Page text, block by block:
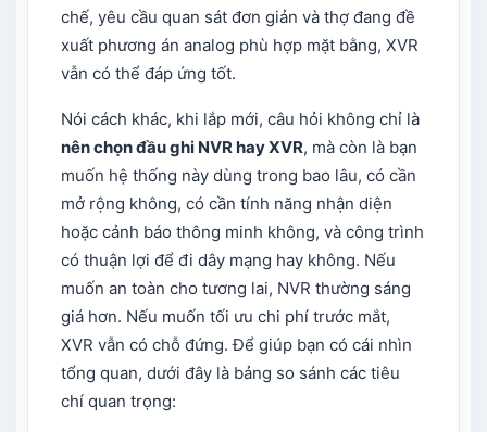
chế, yêu cầu quan sát đơn giản và thợ đang đề
xuất phương án analog phù hợp mặt bằng, XVR
vẫn có thể đáp ứng tốt.
Nói cách khác, khi lắp mới, câu hỏi không chỉ là
nên chọn đầu ghi NVR hay XVR, mà còn là bạn
muốn hệ thống này dùng trong bao lâu, có cần
mở rộng không, có cần tính năng nhận diện
hoặc cảnh báo thông minh không, và công trình
có thuận lợi để đi dây mạng hay không. Nếu
muốn an toàn cho tương lai, NVR thường sáng
giá hơn. Nếu muốn tối ưu chi phí trước mắt,
XVR vẫn có chỗ đứng. Để giúp bạn có cái nhìn
tổng quan, dưới đây là bảng so sánh các tiêu
chí quan trọng: